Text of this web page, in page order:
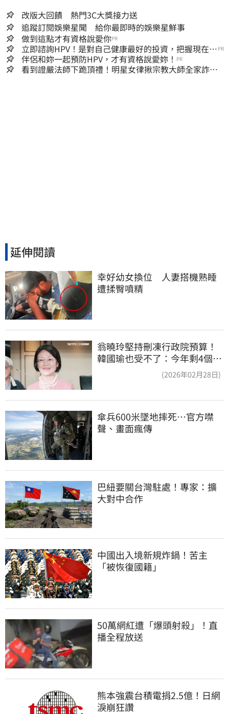
改版大回饋 熱門3C大獎接力送
追蹤訂閱娛樂星聞 給你最即時的娛樂星鮮事
做到這點才有資格說愛你PR
立即諮詢HPV！是對自己健康最好的投資，把握現在不
嫌晚！
PR
伴侶和妳一起預防HPV，才有資格說愛妳！ PR
看到證嚴法師下跪頂禮！明星女律揪宗教大師全家詐慈
延伸閱讀
幸好幼女換位　人妻搭機熟睡
遭揉臀噴精
翁曉玲堅持刪凍行政院預算！
韓國瑜也受不了：今年剩4個月
(2026年02月28日)
傘兵600米墜地摔死…官方噤
聲、畫面瘋傳
巴紐要關台灣駐處！專家：擴
大對中合作
中國出入境新規炸鍋！苦主
「被恢復國籍」
50萬網紅遭「爆頭射殺」！直
播全程放送
熊本強震台積電捐2.5億！日網
淚崩狂讚